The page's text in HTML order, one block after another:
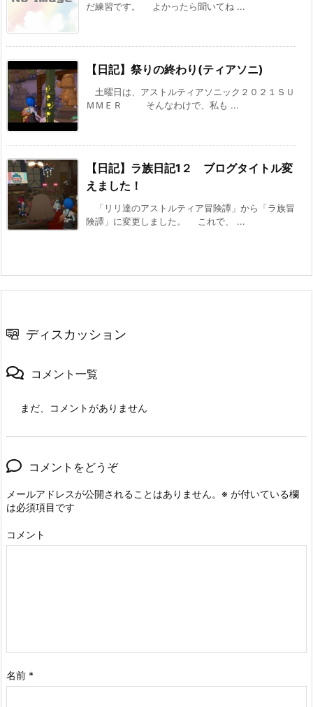
だ練習です。 よかったら聞いてね ...
【日記】祭りの終わり(ティアソニ)
土曜日は、アストルティアソニック２０２１ＳＵ
ＭＭＥＲ そんなわけで、私も ...
【日記】ラ族日記1２ ブログタイトル変
えました！
「リリ達のアストルティア冒険譚」から「ラ族冒
険譚」に変更しました。 これで、 ...
ディスカッション
コメント一覧
まだ、コメントがありません
コメントをどうぞ
メールアドレスが公開されることはありません。 ※ が付いている欄
は必須項目です
コメント
名前 *